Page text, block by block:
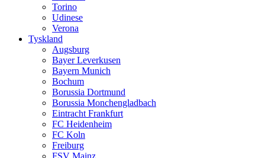
Torino
Udinese
Verona
Tyskland
Augsburg
Bayer Leverkusen
Bayern Munich
Bochum
Borussia Dortmund
Borussia Monchengladbach
Eintracht Frankfurt
FC Heidenheim
FC Koln
Freiburg
FSV Mainz